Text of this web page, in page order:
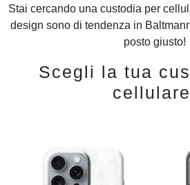
Stai cercando una custodia per
design sono di tendenza in
posto giusto!
Scegli la tua